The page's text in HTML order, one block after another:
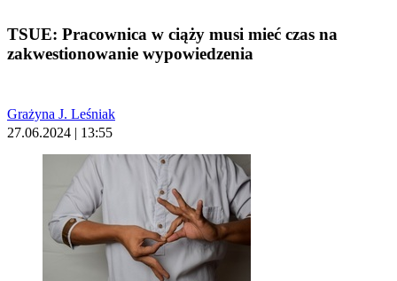
TSUE: Pracownica w ciąży musi mieć czas na
zakwestionowanie wypowiedzenia
Grażyna J. Leśniak
27.06.2024 | 13:55